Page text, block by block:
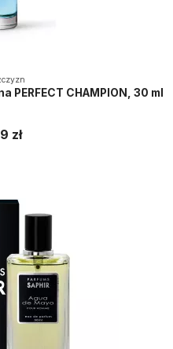
PERFECT CHAMPION, 30 ml
zł